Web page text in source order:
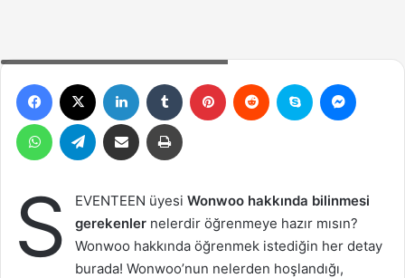
Facebook LinkedIn Tumblr Pinterest Reddit Skype
WhatsAppTelegram Email ile gönder Yazdır
S EVENTEEN üyesi Wonwoo hakkında bilinmesi
gerekenler nelerdir öğrenmeye hazır mısın?
Wonwoo hakkında öğrenmek istediğin her detay
burada! Wonwoo’nun nelerden hoşlandığı,